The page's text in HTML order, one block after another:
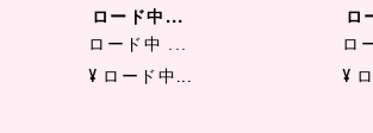
ロード中...
ロード中 ...
¥ ロード中...
ロ
ロ
¥